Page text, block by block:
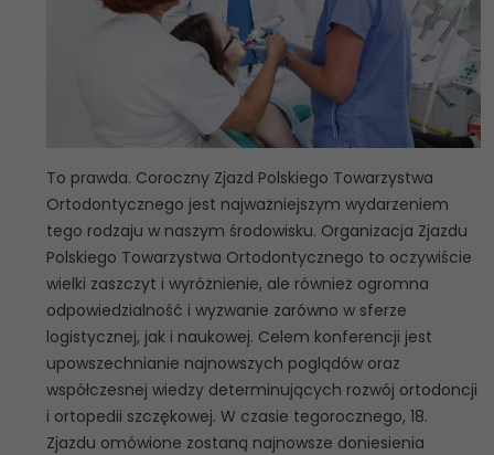
To prawda. Coroczny Zjazd Polskiego Towarzystwa
Ortodontycznego jest najważniejszym wydarzeniem
tego rodzaju w naszym środowisku. Organizacja Zjazdu
Polskiego Towarzystwa Ortodontycznego to oczywiście
wielki zaszczyt i wyróżnienie, ale również ogromna
odpowiedzialność i wyzwanie zarówno w sferze
logistycznej, jak i naukowej. Celem konferencji jest
upowszechnianie najnowszych poglądów oraz
współczesnej wiedzy determinujących rozwój ortodoncji
i ortopedii szczękowej. W czasie tegorocznego, 18.
Zjazdu omówione zostaną najnowsze doniesienia